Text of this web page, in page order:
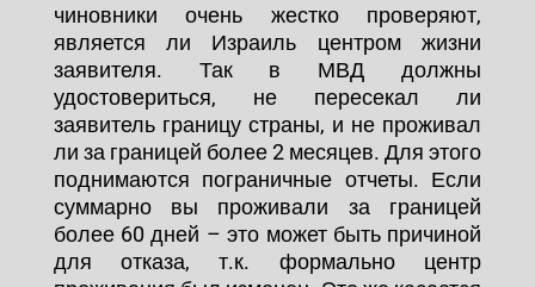
чиновники очень жестко проверяют,
является ли Израиль центром жизни
заявителя. Так в МВД должны
удостовериться, не пересекал ли
заявитель границу страны, и не проживал
ли за границей более 2 месяцев. Для этого
поднимаются пограничные отчеты. Если
суммарно вы проживали за границей
более 60 дней – это может быть причиной
для отказа, т.к. формально центр